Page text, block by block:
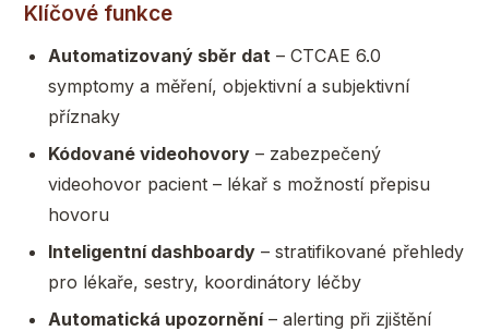
Klíčové funkce
Automatizovaný sběr dat – CTCAE 6.0
symptomy a měření, objektivní a subjektivní
příznaky
Kódované videohovory – zabezpečený
videohovor pacient – lékař s možností přepisu
hovoru
Inteligentní dashboardy – stratifikované přehledy
pro lékaře, sestry, koordinátory léčby
Automatická upozornění– alerting při zjištění